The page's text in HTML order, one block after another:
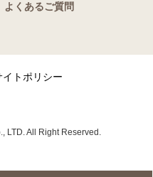
よくあるご質問
イトポリシー
LTD. All Right Reserved.